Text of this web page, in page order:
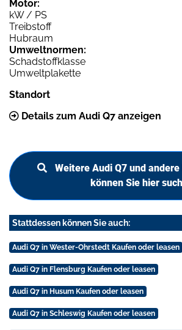
Motor:
kW / PS
Treibstoff
Hubraum
Umweltnormen:
Schadstoffklasse
Umweltplakette
Standort
Details zum Audi Q7 anzeigen
Weitere Audi Q7 und
können Sie hier
Stattdessen können Sie auch:
Audi Q7 in Wester-Ohrstedt Kaufen oder leasen
Audi Q7 in Flensburg Kaufen oder leasen
Audi Q7 in Husum Kaufen oder leasen
Audi Q7 in Schleswig Kaufen oder leasen